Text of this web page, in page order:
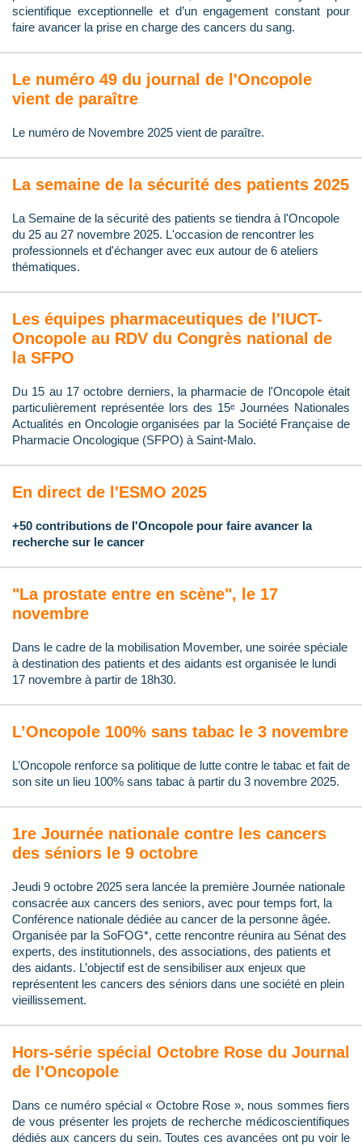
scientifique exceptionnelle et d’un engagement constant pour
faire avancer la prise en charge des cancers du sang.
Le numéro 49 du journal de l'Oncopole
vient de paraître
Le numéro de Novembre 2025 vient de paraître.
La semaine de la sécurité des patients 2025
La Semaine de la sécurité des patients se tiendra à l'Oncopole
du 25 au 27 novembre 2025. L'occasion de rencontrer les
professionnels et d'échanger avec eux autour de 6 ateliers
thématiques.
Les équipes pharmaceutiques de l'IUCT-
Oncopole au RDV du Congrès national de
la SFPO
Du 15 au 17 octobre derniers, la pharmacie de l'Oncopole était
particulièrement représentée lors des 15ᵉ Journées Nationales
Actualités en Oncologie organisées par la Société Française de
Pharmacie Oncologique (SFPO) à Saint-Malo.
En direct de l'ESMO 2025
+50 contributions de l'Oncopole pour faire avancer la
recherche sur le cancer
"La prostate entre en scène", le 17
novembre
Dans le cadre de la mobilisation Movember, une soirée spéciale
à destination des patients et des aidants est organisée le lundi
17 novembre à partir de 18h30.
L’Oncopole 100% sans tabac le 3 novembre
L’Oncopole renforce sa politique de lutte contre le tabac et fait de
son site un lieu 100% sans tabac à partir du 3 novembre 2025.
1re Journée nationale contre les cancers
des séniors le 9 octobre
Jeudi 9 octobre 2025 sera lancée la première Journée nationale
consacrée aux cancers des seniors, avec pour temps fort, la
Conférence nationale dédiée au cancer de la personne âgée.
Organisée par la SoFOG*, cette rencontre réunira au Sénat des
experts, des institutionnels, des associations, des patients et
des aidants. L’objectif est de sensibiliser aux enjeux que
représentent les cancers des séniors dans une société en plein
vieillissement.
Hors-série spécial Octobre Rose du Journal
de l'Oncopole
Dans ce numéro spécial « Octobre Rose », nous sommes fiers
de vous présenter les projets de recherche médicoscientifiques
dédiés aux cancers du sein. Toutes ces avancées ont pu voir le